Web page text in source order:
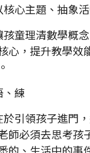
心主題、抽象活
童理清數學概
心，提升教學
練
引領孩子進門，
師必須去思考